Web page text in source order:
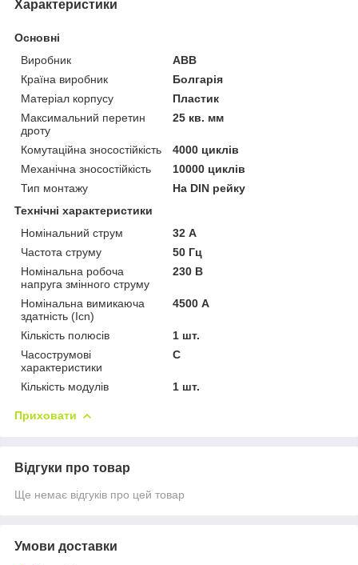
Характеристики
Основні
Виробник
ABB
Країна виробник
Болгарія
Матеріал корпусу
Пластик
Максимальний перетин
дроту
25 кв. мм
Комутаційна зносостійкість
4000 циклів
Механічна зносостійкість
10000 циклів
Тип монтажу
На DIN рейку
Технічні характеристики
Номінальний струм
32 А
Частота струму
50 Гц
Номінальна робоча
напруга змінного струму
230 В
Номінальна вимикаюча
здатність (Icn)
4500 А
Кількість полюсів
1 шт.
Часострумові
характеристики
C
Кількість модулів 1 шт.
Приховати
Відгуки про товар
Ще немає відгуків про цей товар
Умови доставки